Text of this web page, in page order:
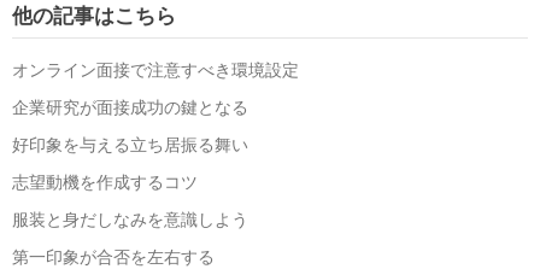
他の記事はこちら
オンライン面接で注意すべき環境設定
企業研究が面接成功の鍵となる
好印象を与える立ち居振る舞い
志望動機を作成するコツ
服装と身だしなみを意識しよう
第一印象が合否を左右する